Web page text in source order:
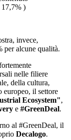
17,7% )
invece,
per alcune qualità.
nelle filiere
della cultura,
europeo, il settore
Ecosystem",
e #GreenDeal.
al #GreenDeal, il
Decalogo.